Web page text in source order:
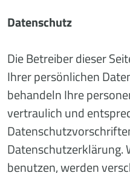
Datenschutz
Die Betreiber dieser
Ihrer persönlichen
behandeln Ihre
vertraulich und
Datenschutzerklärung.
benutzen, werden